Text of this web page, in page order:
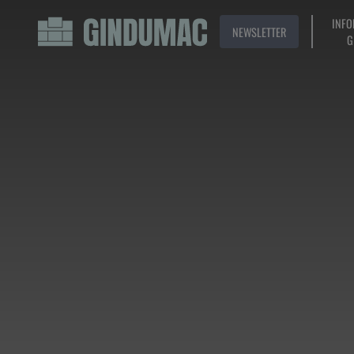
NEWSLETTER